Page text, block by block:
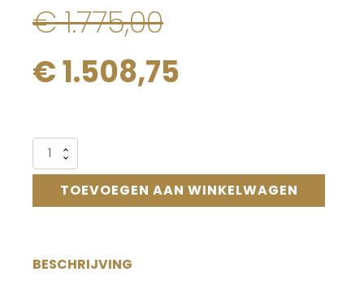
€1.775,00
OORSPRONKELIJKE
WAS:
€ 1.775,00.
€1.508,75
IS:
€ 1.508,75.
Azumi
dwarsfluit
TOEVOEGEN AAN WINKELWAGEN
Alternative:
BESCHRIJVING